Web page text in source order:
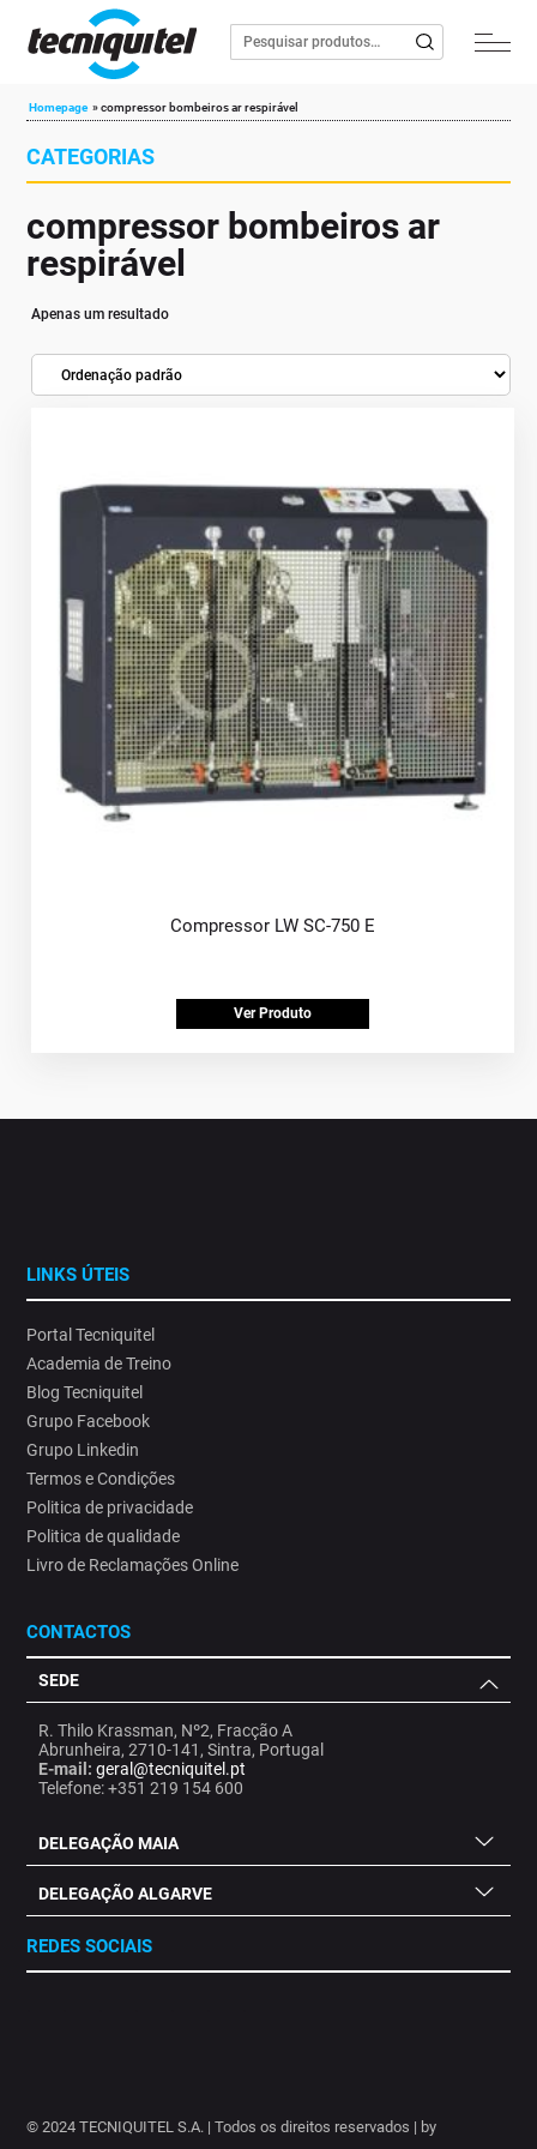
Homepage »compressor bombeiros ar respirável
CATEGORIAS
compressor bombeiros ar
respirável
Apenas um resultado
Compressor LW SC-750 E
Ver Produto
LINKS ÚTEIS
Portal Tecniquitel
Academia de Treino
Blog Tecniquitel
Grupo Facebook
Grupo Linkedin
Termos e Condições
Politica de privacidade
Politica de qualidade
Livro de Reclamações Online
CONTACTOS
SEDE
R. Thilo Krassman, Nº2, Fracção A
Abrunheira, 2710-141, Sintra, Portugal
E-mail: geral@tecniquitel.pt
Telefone: +351 219 154 600
DELEGAÇÃO MAIA
DELEGAÇÃO ALGARVE
REDES SOCIAIS
© 2024 TECNIQUITEL S.A. | Todos os direitos reservados | by